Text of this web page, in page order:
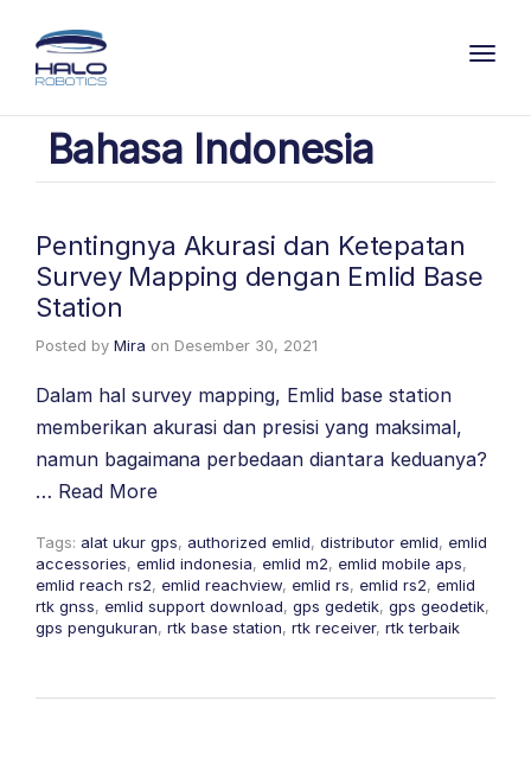
Bahasa Indonesia
Pentingnya Akurasi dan Ketepatan
Survey Mapping dengan Emlid Base
Station
Posted by Mira on Desember 30, 2021
Dalam hal survey mapping, Emlid base station
memberikan akurasi dan presisi yang maksimal,
namun bagaimana perbedaan diantara keduanya?
… Read More
Tags: alat ukur gps, authorized emlid, distributor emlid, emlid
accessories, emlid indonesia, emlid m2, emlid mobile aps,
emlid reach rs2, emlid reachview, emlid rs, emlid rs2, emlid
rtk gnss, emlid support download, gps gedetik, gps geodetik,
gps pengukuran, rtk base station, rtk receiver, rtk terbaik